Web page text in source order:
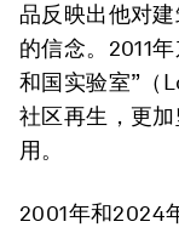
品反映出他对
的信念。2011
和国实验室”（
社区再生，更
用。
2001年和2024